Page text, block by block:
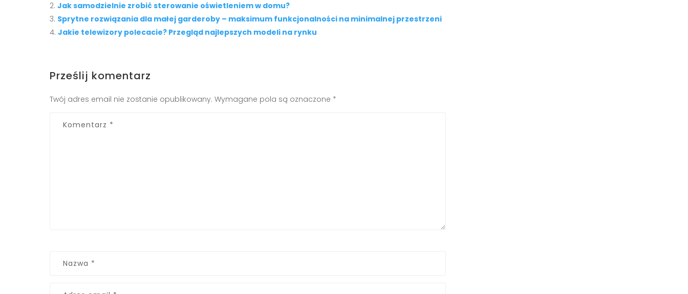
Jak samodzielnie zrobić sterowanie oświetleniem w domu?
Sprytne rozwiązania dla małej garderoby – maksimum funkcjonalności na minimalnej przestrzeni
Jakie telewizory polecacie? Przegląd najlepszych modeli na rynku
Prześlij komentarz
Twój adres email nie zostanie opublikowany. Wymagane pola są oznaczone *